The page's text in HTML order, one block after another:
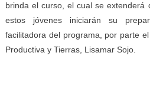
brinda el curso, el cual se
estos jóvenes iniciarán su
facilitadora del programa, por parte
Productiva y Tierras, Lisamar Sojo.